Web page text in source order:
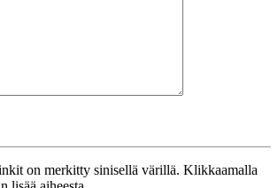
on merkitty sinisellä värillä. Klikkaamalla